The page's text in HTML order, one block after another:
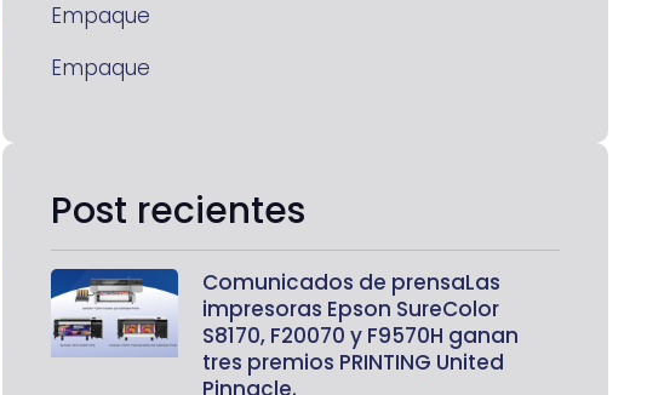
Empaque
Empaque
Post recientes
Comunicados de prensaLas
impresoras Epson SureColor
S8170, F20070 y F9570H ganan
tres premios PRINTING United
Pinnacle.